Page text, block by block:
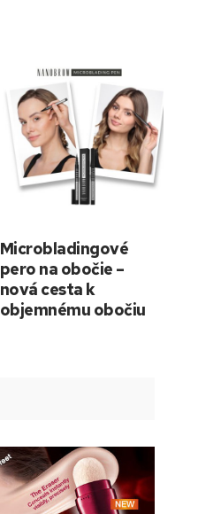
Microbladingové
pero na obočie –
nová cesta k
objemnému obočiu